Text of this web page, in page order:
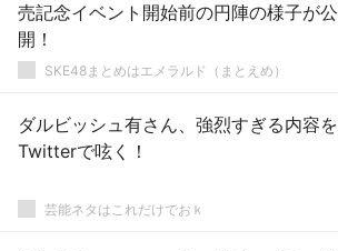
売記念イベント開始前の円陣の様子が公
開！
SKE48まとめはエメラルド（まとえめ）
ダルビッシュ有さん、強烈すぎる内容を
Twitterで呟く！
芸能ネタはこれだけでおｋ